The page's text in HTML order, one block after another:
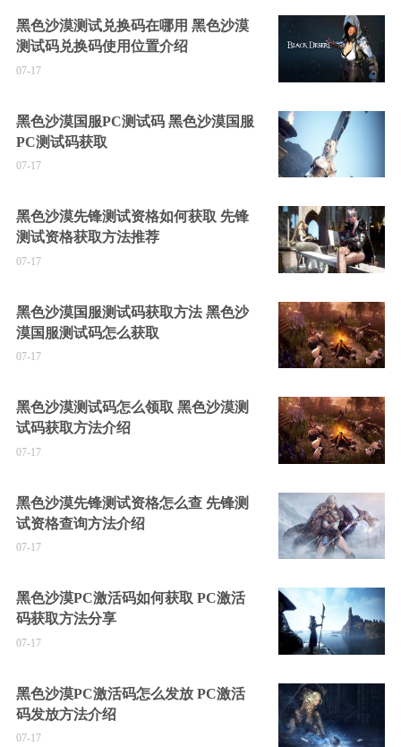
黑色沙漠测试兑换码在哪用 黑色沙漠
测试码兑换码使用位置介绍
07-17
黑色沙漠国服PC测试码 黑色沙漠国服
PC测试码获取
07-17
黑色沙漠先锋测试资格如何获取 先锋
测试资格获取方法推荐
07-17
黑色沙漠国服测试码获取方法 黑色沙
漠国服测试码怎么获取
07-17
黑色沙漠测试码怎么领取 黑色沙漠测
试码获取方法介绍
07-17
黑色沙漠先锋测试资格怎么查 先锋测
试资格查询方法介绍
07-17
黑色沙漠PC激活码如何获取 PC激活
码获取方法分享
07-17
黑色沙漠PC激活码怎么发放 PC激活
码发放方法介绍
07-17